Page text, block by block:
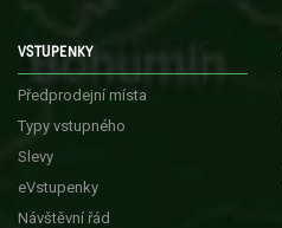
VSTUPENKY
Předprodejní místa
Typy vstupného
Slevy
eVstupenky
Návštěvní řád